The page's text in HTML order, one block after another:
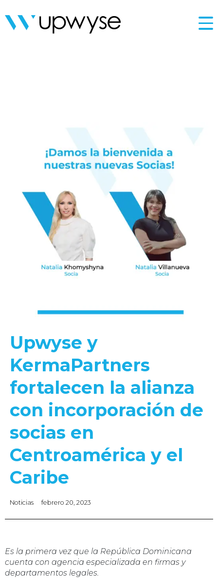
Upwyse y
KermaPartners
fortalecen la alianza
con incorporación de
socias en
Centroamérica y el
Caribe
Noticias febrero 20, 2023
Es la primera vez que la República Dominicana
cuenta con agencia especializada en firmas y
departamentos legales.